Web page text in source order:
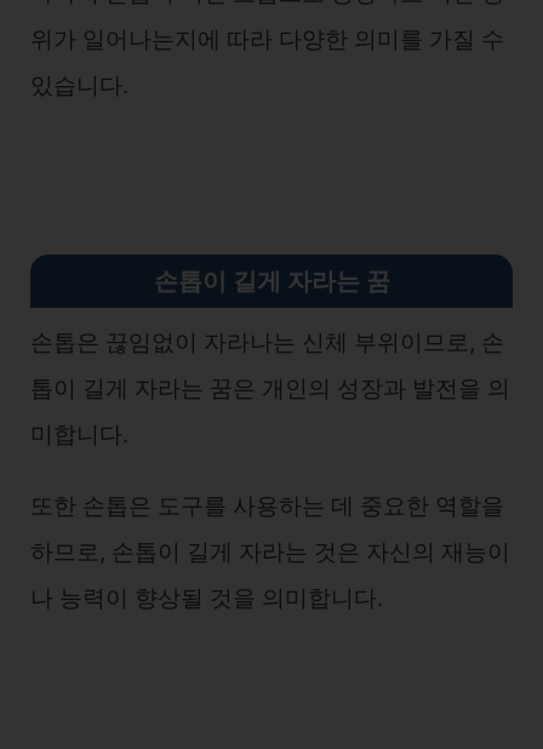
위가 일어나는지에 따라 다양한 의미를 가질 수
있습니다.
손톱이 길게 자라는 꿈
손톱은 끊임없이 자라나는 신체 부위이므로, 손
톱이 길게 자라는 꿈은 개인의 성장과 발전을 의
미합니다.
또한 손톱은 도구를 사용하는 데 중요한 역할을
하므로, 손톱이 길게 자라는 것은 자신의 재능이
나 능력이 향상될 것을 의미합니다.